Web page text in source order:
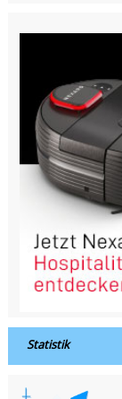
Statistik